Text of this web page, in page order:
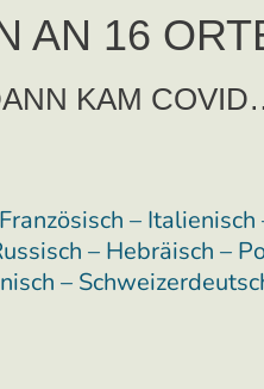
AN 16
KAM
– Italienisch
– Hebräisch –
–